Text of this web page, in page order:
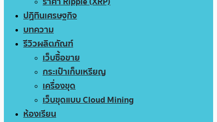
ปฏิทินเศรษฐกิจ
บทความ
รีวิวผลิตภัณฑ์
เว็บซื้อขาย
กระเป๋าเก็บเหรียญ
เครื่องขุด
เว็บขุดแบบ Cloud Mining
ห้องเรียน